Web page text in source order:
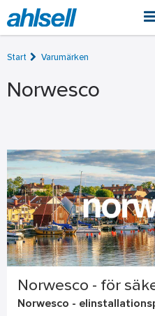
Start Varumärken
Norwesco
Norwesco - för
Norwesco -